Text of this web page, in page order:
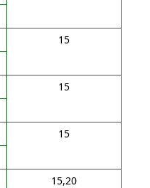
15
15
15
15,20